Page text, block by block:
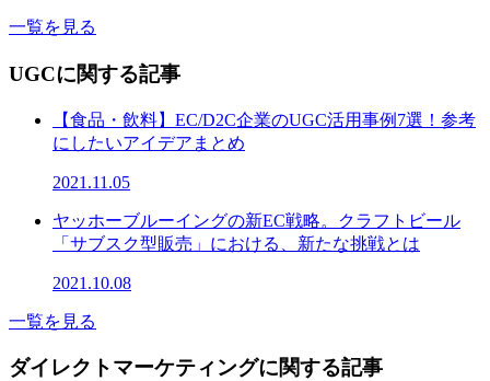
一覧を見る
UGCに関する記事
【食品・飲料】EC/D2C企業のUGC活用事例7選！参考
にしたいアイデアまとめ
2021.11.05
ヤッホーブルーイングの新EC戦略。クラフトビール
「サブスク型販売」における、新たな挑戦とは
2021.10.08
一覧を見る
ダイレクトマーケティングに関する記事